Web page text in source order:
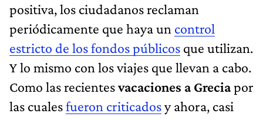
positiva, los ciudadanos reclaman
periódicamente que haya un control
estricto de los fondos públicos que utilizan.
Y lo mismo con los viajes que llevan a cabo.
Como las recientesvacaciones a Greciapor
las cualesfueron criticadosy ahora, casi